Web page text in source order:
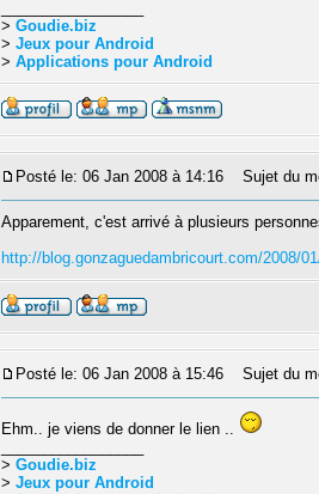
>Goudie.biz
>Jeux pour Android
>Applications pour Android
Posté le: 06 Jan 2008 à 14:16 Sujet du
Apparement, c'est arrivé à plusieurs
http://blog.gonzaguedambricourt.com/2008/
Posté le: 06 Jan 2008 à 15:46 Sujet du
Ehm.. je viens de donner le lien ..
>Goudie.biz
>Jeux pour Android